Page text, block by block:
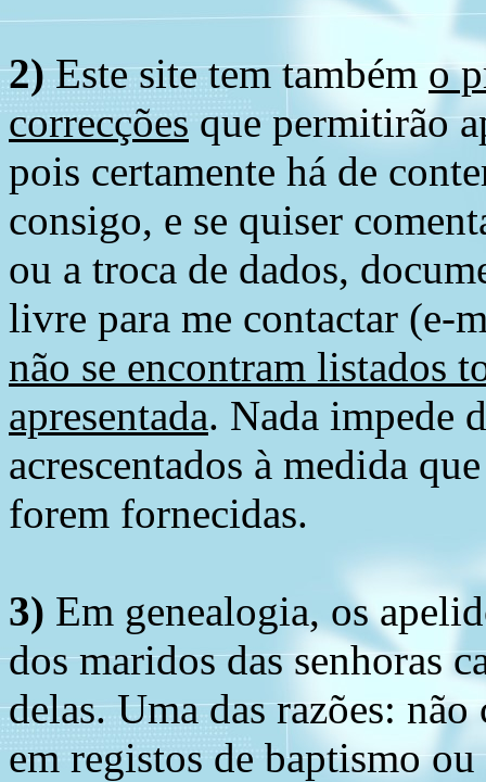
2)Este site tem também o
correcções que permitirão
pois certamente há de
consigo, e se quiser
ou a troca de dados,
livre para me contactar (e-
não se encontram listados
apresentada. Nada impede
acrescentados à medida
forem fornecidas.
3) Em genealogia, os
dos maridos das senhoras
delas. Uma das razões:
em registos de baptismo